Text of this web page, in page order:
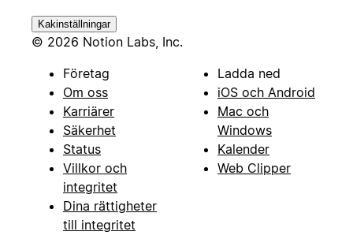
Kakinställningar
© 2026 Notion Labs, Inc.
Företag
Om oss
Karriärer
Säkerhet
Status
Villkor och
integritet
Dina rättigheter
till integritet
Ladda ned
iOS och Android
Mac och
Windows
Kalender
Web Clipper